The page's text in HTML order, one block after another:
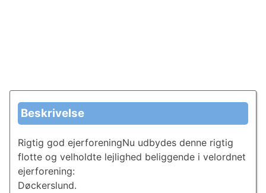
Beskrivelse
Rigtig god ejerforeningNu udbydes denne rigtig
flotte og velholdte lejlighed beliggende i velordnet
ejerforening:
Døckerslund.